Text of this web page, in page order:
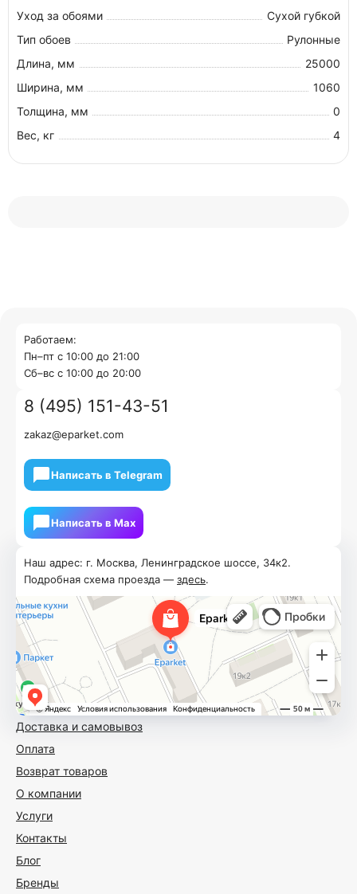
Уход за обоями
Сухой губкой
Тип обоев
Рулонные
Длина, мм
25000
Ширина, мм
1060
Толщина, мм
0
Вес, кг
4
Доставка и самовывоз
Оплата
Возврат товаров
О компании
Услуги
Контакты
Блог
Бренды
Наш адрес: г. Москва, Ленинградское шоссе, 34к2.
Подробная схема проезда — здесь.
Работаем:
Пн–пт с 10:00 до 21:00
Cб–вс с 10:00 до 20:00
8 (495) 151-43-51
zakaz@eparket.com
Написать в Telegram
Написать в Мах